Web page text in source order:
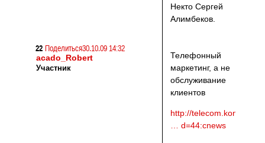
Некто Сергей
Алимбеков.
Поделиться
22
30.10.09 14:32
acado_Robert
Участник
Телефонный
маркетинг, а не
обслуживание
клиентов
http://
… d=44:cnews